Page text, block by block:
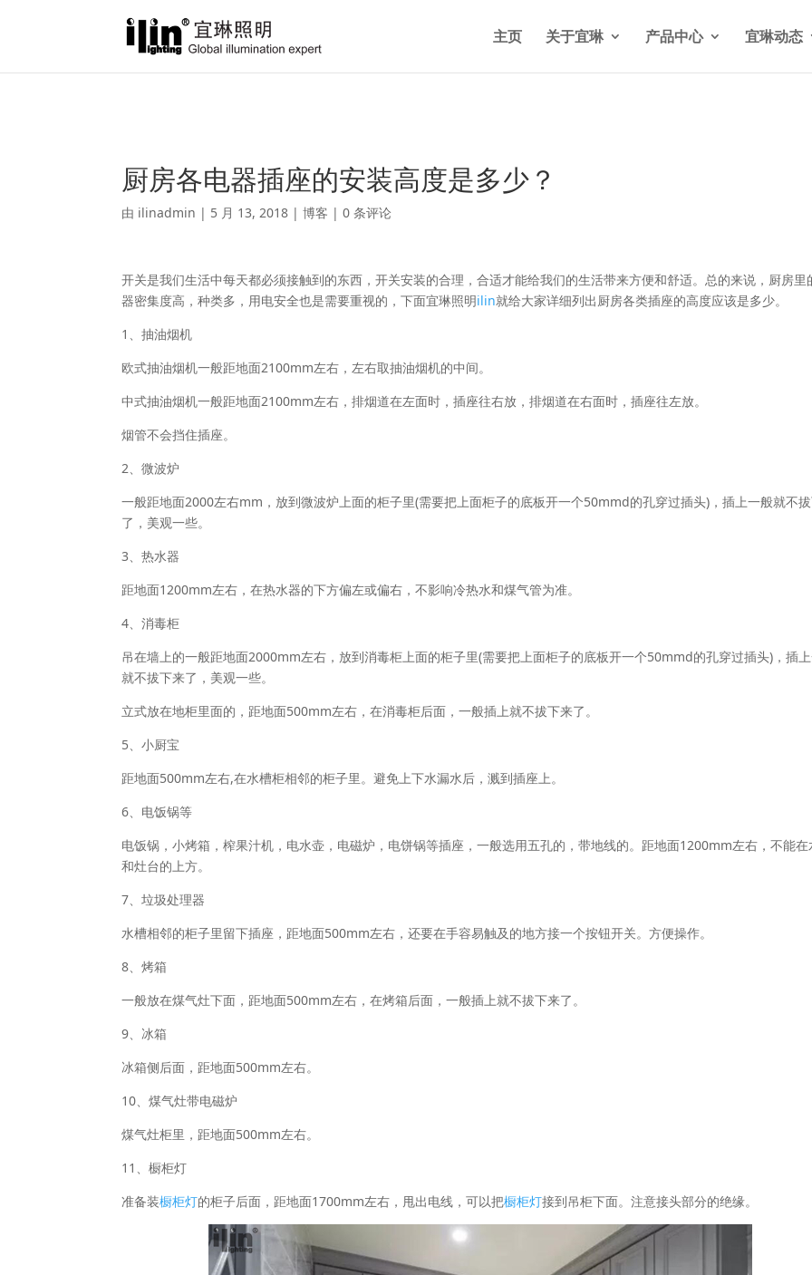
: A non-numeric value encountered in /var/www/html/ilin/wp-content/themes/Divi/functions.phpon line5841
主页 关于宜琳 产品中心 宜琳动态
厨房各电器插座的安装高度是多少？
由 ilinadmin | 5 月 13, 2018 |博客 |0 条评论
开关是我们生活中每天都必须接触到的东西，开关安装的合理，合适才能给我们的生活带来方便和舒适。总的来说，厨房里
器密集度高，种类多，用电安全也是需要重视的，下面宜琳照明ilin就给大家详细列出厨房各类插座的高度应该是多少。
1、抽油烟机
欧式抽油烟机一般距地面2100mm左右，左右取抽油烟机的中间。
中式抽油烟机一般距地面2100mm左右，排烟道在左面时，插座往右放，排烟道在右面时，插座往左放。
烟管不会挡住插座。
2、微波炉
一般距地面2000左右mm，放到微波炉上面的柜子里(需要把上面柜子的底板开一个50mmd的孔穿过插头)，插上一般就不
了，美观一些。
3、热水器
距地面1200mm左右，在热水器的下方偏左或偏右，不影响冷热水和煤气管为准。
4、消毒柜
吊在墙上的一般距地面2000mm左右，放到消毒柜上面的柜子里(需要把上面柜子的底板开一个50mmd的孔穿过插头)，插
就不拔下来了，美观一些。
立式放在地柜里面的，距地面500mm左右，在消毒柜后面，一般插上就不拔下来了。
5、小厨宝
距地面500mm左右,在水槽柜相邻的柜子里。避免上下水漏水后，溅到插座上。
6、电饭锅等
电饭锅，小烤箱，榨果汁机，电水壶，电磁炉，电饼锅等插座，一般选用五孔的，带地线的。距地面1200mm左右，不能在
和灶台的上方。
7、垃圾处理器
水槽相邻的柜子里留下插座，距地面500mm左右，还要在手容易触及的地方接一个按钮开关。方便操作。
8、烤箱
一般放在煤气灶下面，距地面500mm左右，在烤箱后面，一般插上就不拔下来了。
9、冰箱
冰箱侧后面，距地面500mm左右。
10、煤气灶带电磁炉
煤气灶柜里，距地面500mm左右。
11、橱柜灯
准备装橱柜灯的柜子后面，距地面1700mm左右，甩出电线，可以把橱柜灯接到吊柜下面。注意接头部分的绝缘。